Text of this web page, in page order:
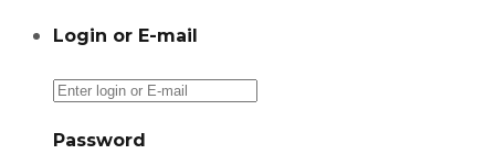
Login or E-mail
Password